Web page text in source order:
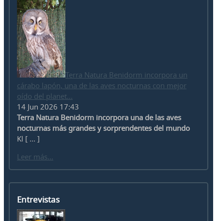
Terra Natura Benidorm incorpora un
cárabo lapón, una de las aves nocturnas con mejor
oído del planet...
14 Jun 2026 17:43
Terra Natura Benidorm incorpora una de las aves
nocturnas más grandes y sorprendentes del mundo
Kl [ ... ]
Leer más...
Entrevistas